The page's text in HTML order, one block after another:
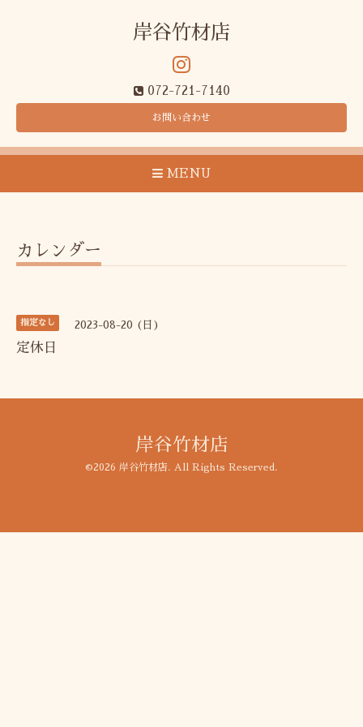
岸谷竹材店
072-721-7140
お問い合わせ
MENU
カレンダー
指定なし 2023-08-20 (日)
定休日
岸谷竹材店
©2026 岸谷竹材店. All Rights Reserved.